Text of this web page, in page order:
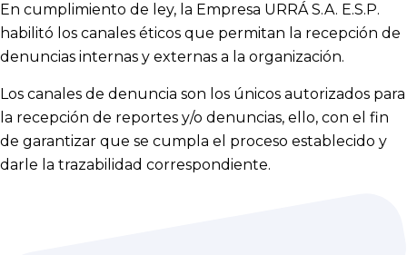
En cumplimiento de ley, la Empresa URRÁ S.A. E.S.P.
habilitó los canales éticos que permitan la recepción de
denuncias internas y externas a la organización.
Los canales de denuncia son los únicos autorizados para
la recepción de reportes y/o denuncias, ello, con el fin
de garantizar que se cumpla el proceso establecido y
darle la trazabilidad correspondiente.